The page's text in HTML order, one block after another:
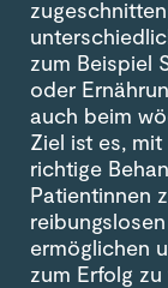
zum Beispiel
oder
auch beim
Ziel ist es,
richtige
Patientinnen
ermöglichen
zum Erfolg zu